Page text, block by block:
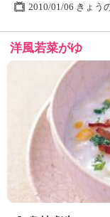
2010/01/06 きょう
洋風若菜がゆ